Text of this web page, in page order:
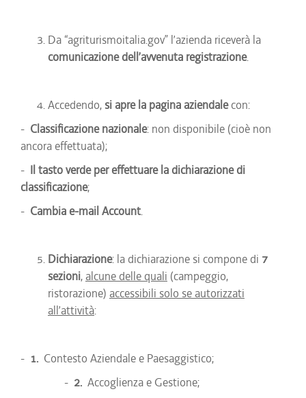
Da “agriturismoitalia.gov” l’azienda riceverà la
comunicazione dell’avvenuta registrazione.
Accedendo, si apre la pagina aziendalecon:
- Classificazione nazionale: non disponibile (cioè non
ancora effettuata);
- Il tasto verde per effettuare la dichiarazione di
classificazione;
- Cambia e-mail Account.
Dichiarazione: la dichiarazione si compone di 7
sezioni, alcune delle quali (campeggio,
ristorazione) accessibili solo se autorizzati
all’attività:
- 1. Contesto Aziendale e Paesaggistico;
- 2. Accoglienza e Gestione;